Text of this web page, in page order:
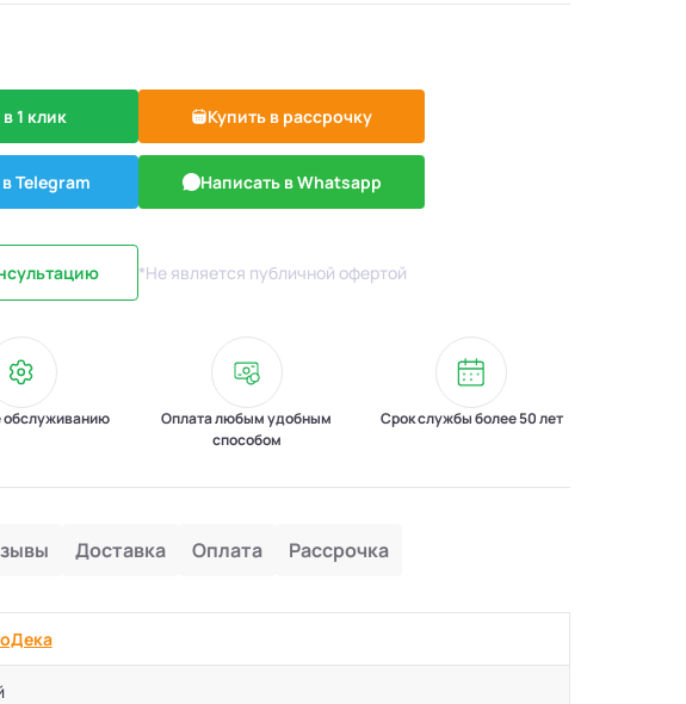
1 клик Купить в рассрочку
Telegram Написать в Whatsapp
*Не является публичной офертой
обслуживанию
Оплата любым удобным
способом
Срок службы более 50 лет
Доставка Оплата Рассрочка